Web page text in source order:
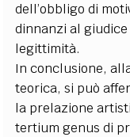
dell’obbligo di
dinnanzi al
legittimità.
In conclusione,
teorica, si può
la prelazione
tertium genus di